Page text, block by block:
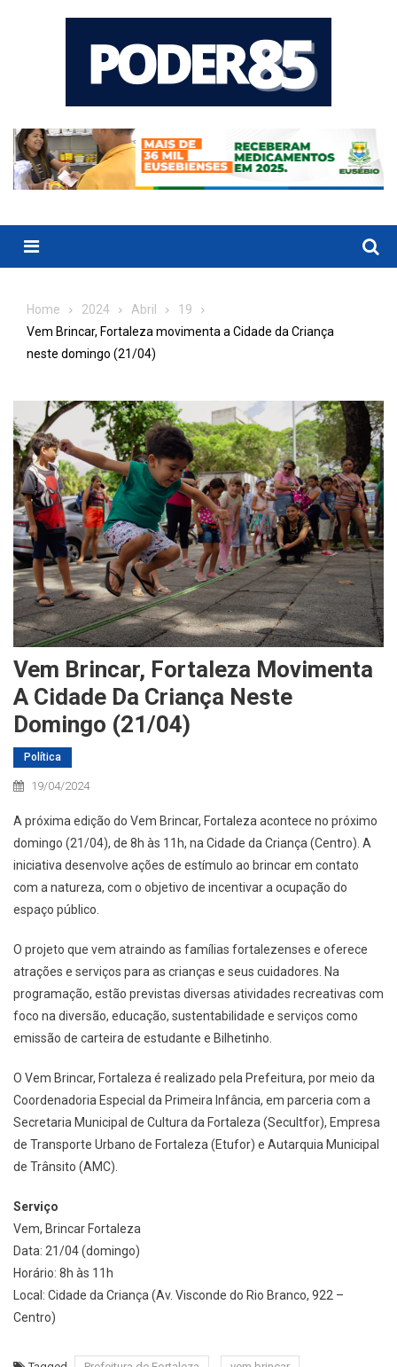
Menu
Home 2024 Abril
19
Vem Brincar, Fortaleza movimenta a Cidade da Criança
neste domingo (21/04)
Vem Brincar, Fortaleza Movimenta
A Cidade Da Criança Neste
Domingo (21/04)
Política
19/04/2024
A próxima edição do Vem Brincar, Fortaleza acontece no próximo
domingo (21/04), de 8h às 11h, na Cidade da Criança (Centro). A
iniciativa desenvolve ações de estímulo ao brincar em contato
com a natureza, com o objetivo de incentivar a ocupação do
espaço público.
O projeto que vem atraindo as famílias fortalezenses e oferece
atrações e serviços para as crianças e seus cuidadores. Na
programação, estão previstas diversas atividades recreativas com
foco na diversão, educação, sustentabilidade e serviços como
emissão de carteira de estudante e Bilhetinho.
O Vem Brincar, Fortaleza é realizado pela Prefeitura, por meio da
Coordenadoria Especial da Primeira Infância, em parceria com a
Secretaria Municipal de Cultura da Fortaleza (Secultfor), Empresa
de Transporte Urbano de Fortaleza (Etufor) e Autarquia Municipal
de Trânsito (AMC).
Serviço
Vem, Brincar Fortaleza
Data: 21/04 (domingo)
Horário: 8h às 11h
Local: Cidade da Criança (Av. Visconde do Rio Branco, 922 –
Centro)